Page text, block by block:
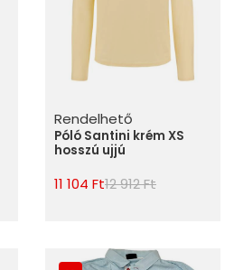
Rendelhető
Póló Santini krém XS
hosszú ujjú
11 104 Ft12 912 Ft